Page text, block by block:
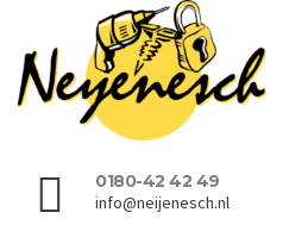
0180-42 42 49
info@neijenesch.nl